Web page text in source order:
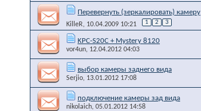
Перевернуть (зеркалировать) камеру
KilleR, 10.04.2009 10:21 1 2 3
KPC-S20C + Mystery 8120
vor4un, 12.04.2012 04:03
выбор камеры заднего вида
Serjio, 13.01.2012 17:08
подключение камеры зад вида
nikolaich, 05.01.2012 14:58